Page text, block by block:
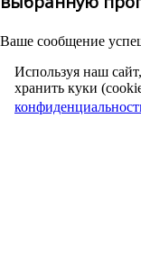
Ваше сообщение
Используя наш
хранить куки